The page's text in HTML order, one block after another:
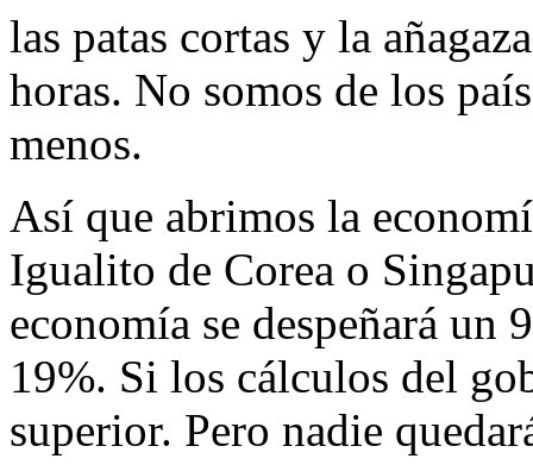
las patas cortas y la
horas. No somos de los
menos.
Así que abrimos la
Igualito de Corea o
economía se despeñará un
19%. Si los cálculos del
superior. Pero nadie